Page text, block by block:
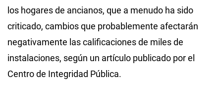
los hogares de ancianos, que a menudo ha sido
criticado, cambios que probablemente afectarán
negativamente las calificaciones de miles de
instalaciones, según un artículo publicado por el
Centro de Integridad Pública.